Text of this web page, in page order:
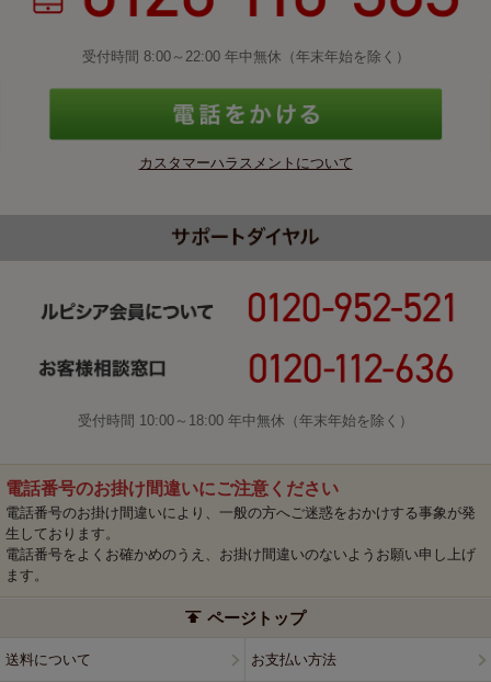
受付時間 8:00～22:00 年中無休（年末年始を除く）
カスタマーハラスメントについて
受付時間 10:00～18:00 年中無休（年末年始を除く）
電話番号のお掛け間違いにご注意ください
電話番号のお掛け間違いにより、一般の方へご迷惑をおかけする事象が発
生しております。
電話番号をよくお確かめのうえ、お掛け間違いのないようお願い申し上げ
ます。
ページトップ
送料について お支払い方法